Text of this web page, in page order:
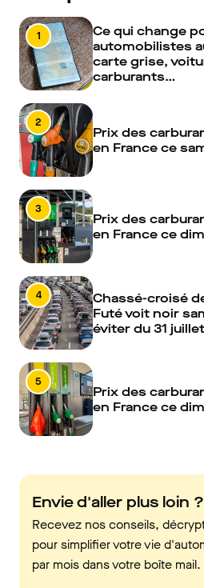
1
Ce qui change
automobilistes
carte grise,
carburants…
2
Prix des
en France ce
3
Prix des
en France ce
4
Chassé-croisé
Futé voit noir
éviter du 31
5
Prix des
en France ce
Envie d'aller plus loin ?
Recevez nos conseils,
pour simplifier votre vie
par mois dans votre boîte mail.